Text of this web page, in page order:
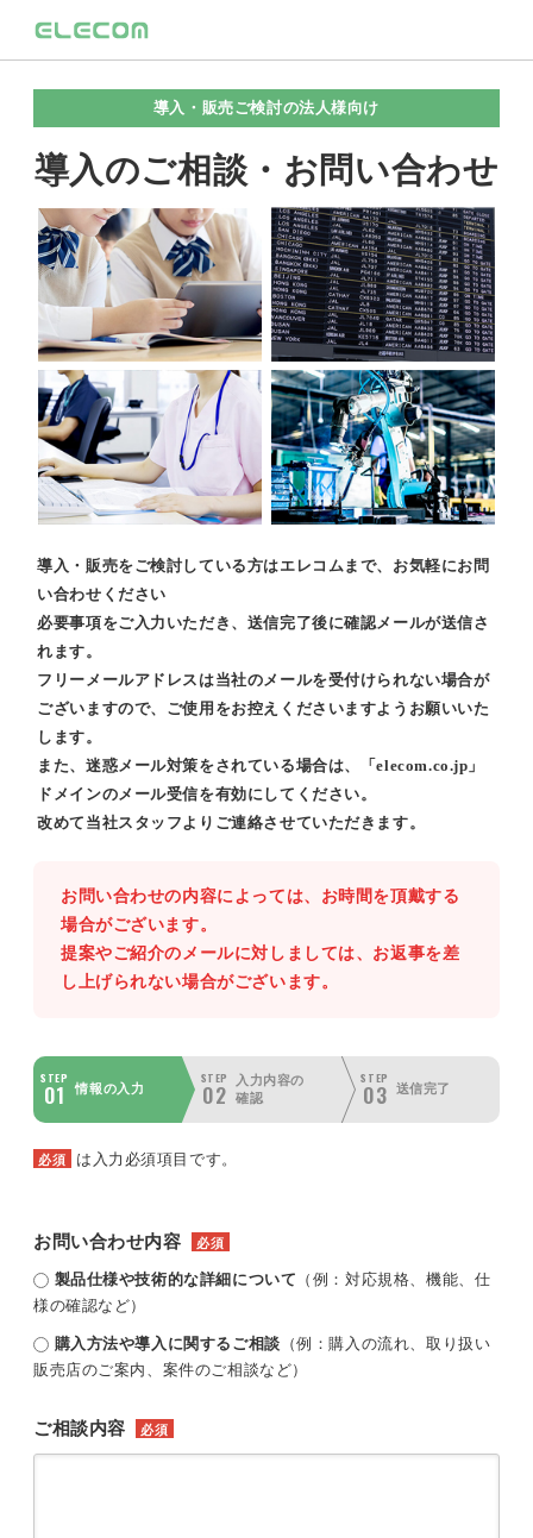
導入・販売ご検討の法人様向け
導入のご相談・お問い合わせ
導入・販売をご検討している方はエレコムまで、お気軽にお問
い合わせください
必要事項をご入力いただき、送信完了後に確認メールが送信さ
れます。
フリーメールアドレスは当社のメールを受付けられない場合が
ございますので、ご使用をお控えくださいますようお願いいた
します。
また、迷惑メール対策をされている場合は、「elecom.co.jp」
ドメインのメール受信を有効にしてください。
改めて当社スタッフよりご連絡させていただきます。
お問い合わせの内容によっては、お時間を頂戴する
場合がございます。
提案やご紹介のメールに対しましては、お返事を差
し上げられない場合がございます。
STEP
01 情報の入力
STEP
02
入力内容の
確認
STEP
03 送信完了
必須 は入力必須項目です。
お問い合わせ内容 必須
製品仕様や技術的な詳細について （例：対応規格、機能、仕
様の確認など）
購入方法や導入に関するご相談 （例：購入の流れ、取り扱い
販売店のご案内、案件のご相談など）
ご相談内容 必須